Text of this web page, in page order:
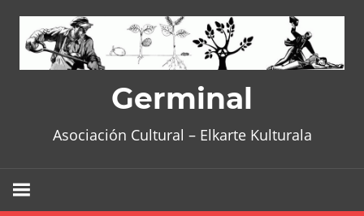
content
Germinal
Asociación Cultural – Elkarte Kulturala